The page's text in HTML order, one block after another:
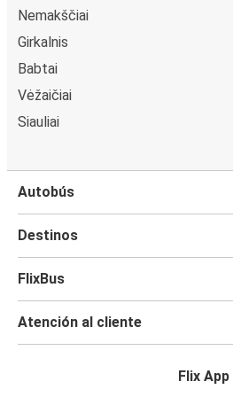
Nemakščiai
Girkalnis
Babtai
Vėžaičiai
Siauliai
Autobús
Destinos
FlixBus
Atención al cliente
Flix App